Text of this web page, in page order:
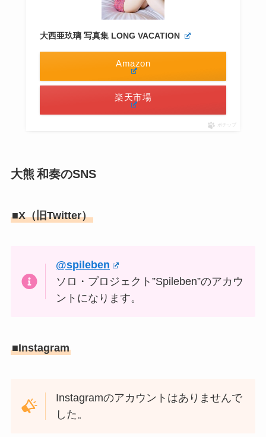
大西亜玖璃 写真集 LONG VACATION
Amazon
楽天市場
ポチップ
大熊 和奏のSNS
■X（旧Twitter）
@spileben
ソロ・プロジェクト”Spileben”のアカウ
ントになります。
■Instagram
Instagramのアカウントはありませんで
した。